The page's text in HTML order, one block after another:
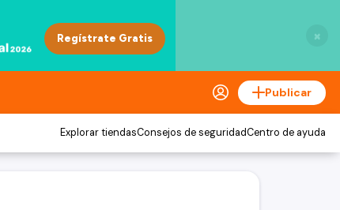
×
Publicar
Explorar tiendasConsejos de seguridadCentro de ayuda